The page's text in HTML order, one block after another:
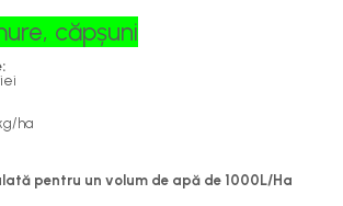
căpșuni
ha
pentru un volum de apă de 1000L/Ha